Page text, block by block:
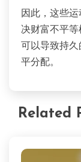
因此，这些
决财富不平
可以导致持
平分配。
Related